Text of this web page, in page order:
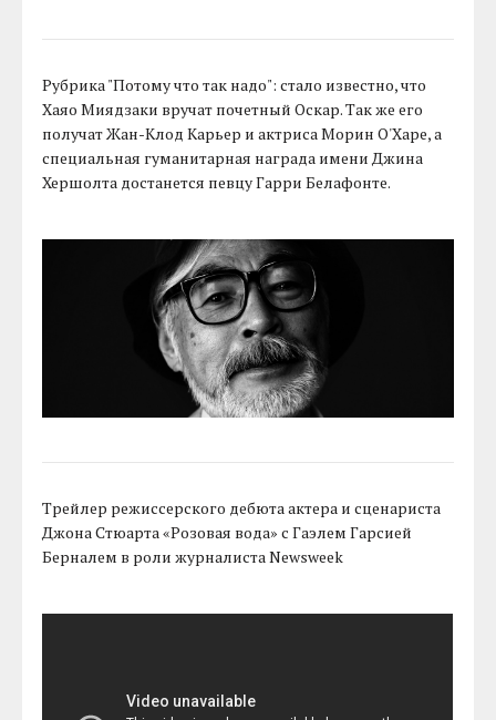
Рубрика "Потому что так надо": стало известно, что
Хаяо Миядзаки вручат почетный Оскар. Так же его
получат Жан-Клод Карьер и актриса Морин О'Харе, а
специальная гуманитарная награда имени Джина
Хершолта достанется певцу Гарри Белафонте.
Трейлер режиссерского дебюта актера и сценариста
Джона Стюарта «Розовая вода» с Гаэлем Гарсией
Берналем в роли журналиста Newsweek